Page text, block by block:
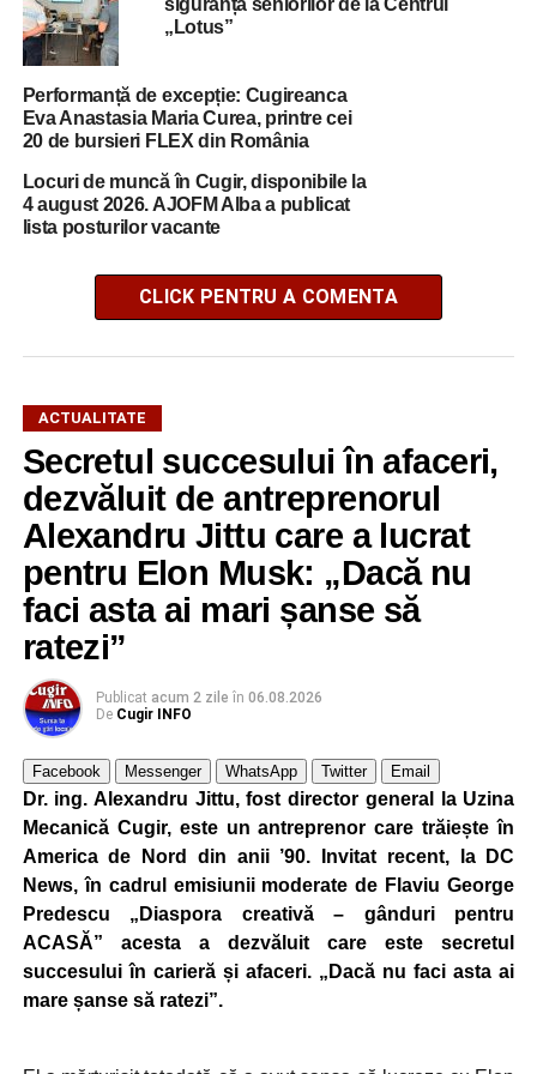
siguranță seniorilor de la Centrul
„Lotus”
Performanță de excepție: Cugireanca
Eva Anastasia Maria Curea, printre cei
20 de bursieri FLEX din România
Locuri de muncă în Cugir, disponibile la
4 august 2026. AJOFM Alba a publicat
lista posturilor vacante
CLICK PENTRU A COMENTA
ACTUALITATE
Secretul succesului în afaceri,
dezvăluit de antreprenorul
Alexandru Jittu care a lucrat
pentru Elon Musk: „Dacă nu
faci asta ai mari șanse să
ratezi”
Publicat acum 2 zile în 06.08.2026
De Cugir INFO
Facebook Messenger WhatsApp Twitter Email
Dr. ing. Alexandru Jittu, fost director general la Uzina
Mecanică Cugir, este un antreprenor care trăiește în
America de Nord din anii ’90. Invitat recent, la DC
News, în cadrul emisiunii moderate de Flaviu George
Predescu „Diaspora creativă – gânduri pentru
ACASĂ” acesta a dezvăluit care este secretul
succesului în carieră și afaceri. „Dacă nu faci asta ai
mare șanse să ratezi”.